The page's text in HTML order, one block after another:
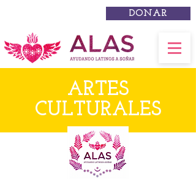
DONAR
ARTES
CULTURALES